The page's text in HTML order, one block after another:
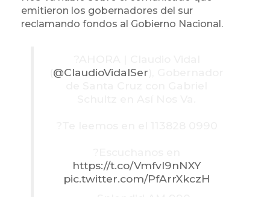
emitieron los gobernadores del sur
reclamando fondos al Gobierno Nacional.
@ClaudioVidalSer
https://t.co/Vmfvl9nNXY
pic.twitter.com/PfArrXkczH